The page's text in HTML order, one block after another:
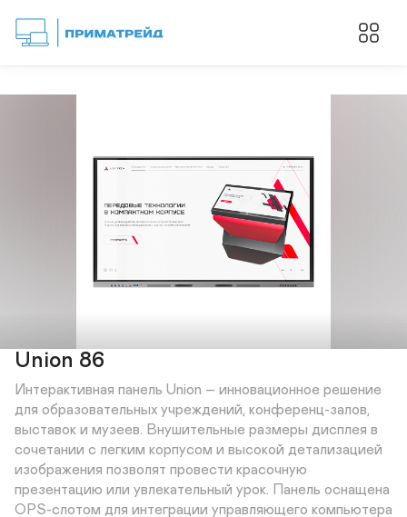
Union 86
Интерактивная панель Union – инновационное решение
для образовательных учреждений, конференц-залов,
выставок и музеев. Внушительные размеры дисплея в
сочетании с легким корпусом и высокой детализацией
изображения позволят провести красочную
презентацию или увлекательный урок. Панель оснащена
OPS-слотом для интеграции управляющего компьютера